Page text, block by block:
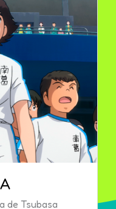
de Tsubasa